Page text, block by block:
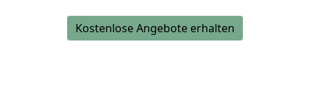
Kostenlose Angebote erhalten